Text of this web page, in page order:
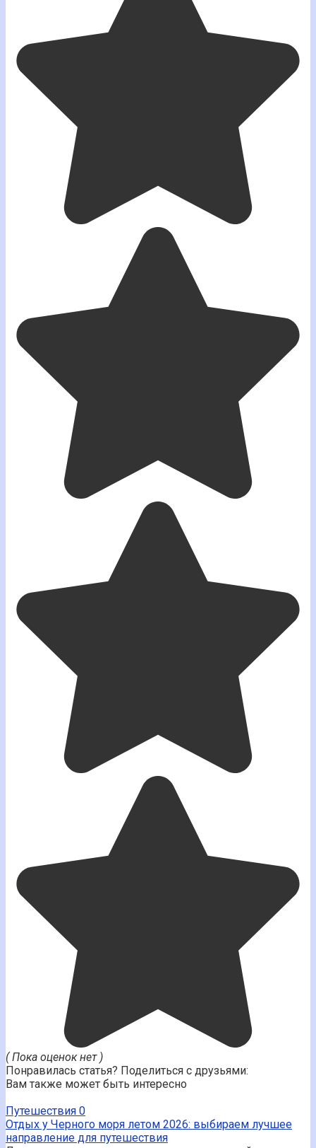
( Пока оценок нет )
Понравилась статья? Поделиться с друзьями:
Вам также может быть интересно
Путешествия 0
Отдых у Черного моря летом 2026: выбираем лучшее
направление для путешествия